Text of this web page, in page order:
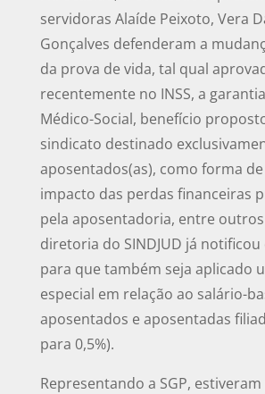
servidoras Alaíde Peixoto, Vera
Gonçalves defenderam a
da prova de vida, tal qual
recentemente no INSS, a
Médico-Social, benefício
sindicato destinado
aposentados(as), como forma
impacto das perdas financeiras
pela aposentadoria, entre
diretoria do SINDJUD já
para que também seja aplicado
especial em relação ao salário-
aposentados e aposentadas
para 0,5%).
Representando a SGP,